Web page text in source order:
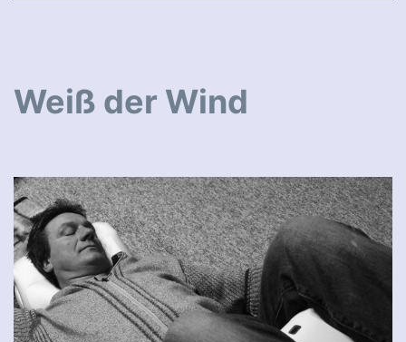
Weiß der Wind